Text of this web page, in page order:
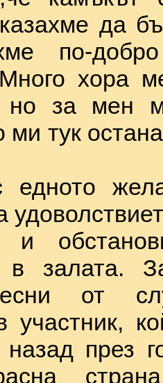
да
по-
хора
но за мен
ми тук
и
в залата.
от
участник,
през